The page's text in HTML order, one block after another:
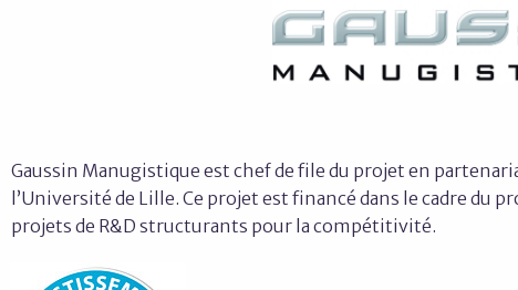
Gaussin Manugistique est chef de file du projet en
l’Université de Lille. Ce projet est financé dans le cadre du
projets de R&D structurants pour la compétitivité.